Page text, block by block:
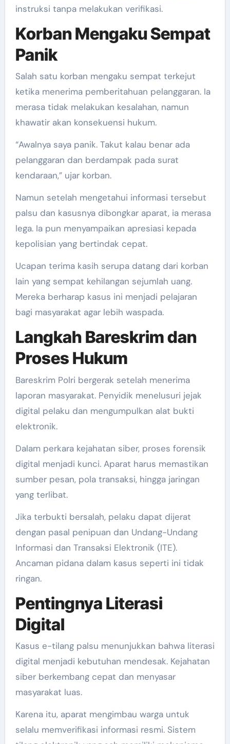
instruksi tanpa melakukan verifikasi.
Korban Mengaku Sempat
Panik
Salah satu korban mengaku sempat terkejut
ketika menerima pemberitahuan pelanggaran. Ia
merasa tidak melakukan kesalahan, namun
khawatir akan konsekuensi hukum.
“Awalnya saya panik. Takut kalau benar ada
pelanggaran dan berdampak pada surat
kendaraan,” ujar korban.
Namun setelah mengetahui informasi tersebut
palsu dan kasusnya dibongkar aparat, ia merasa
lega. Ia pun menyampaikan apresiasi kepada
kepolisian yang bertindak cepat.
Ucapan terima kasih serupa datang dari korban
lain yang sempat kehilangan sejumlah uang.
Mereka berharap kasus ini menjadi pelajaran
bagi masyarakat agar lebih waspada.
Langkah Bareskrim dan
Proses Hukum
Bareskrim Polri bergerak setelah menerima
laporan masyarakat. Penyidik menelusuri jejak
digital pelaku dan mengumpulkan alat bukti
elektronik.
Dalam perkara kejahatan siber, proses forensik
digital menjadi kunci. Aparat harus memastikan
sumber pesan, pola transaksi, hingga jaringan
yang terlibat.
Jika terbukti bersalah, pelaku dapat dijerat
dengan pasal penipuan dan Undang-Undang
Informasi dan Transaksi Elektronik (ITE).
Ancaman pidana dalam kasus seperti ini tidak
ringan.
Pentingnya Literasi
Digital
Kasus e-tilang palsu menunjukkan bahwa literasi
digital menjadi kebutuhan mendesak. Kejahatan
siber berkembang cepat dan menyasar
masyarakat luas.
Karena itu, aparat mengimbau warga untuk
selalu memverifikasi informasi resmi. Sistem